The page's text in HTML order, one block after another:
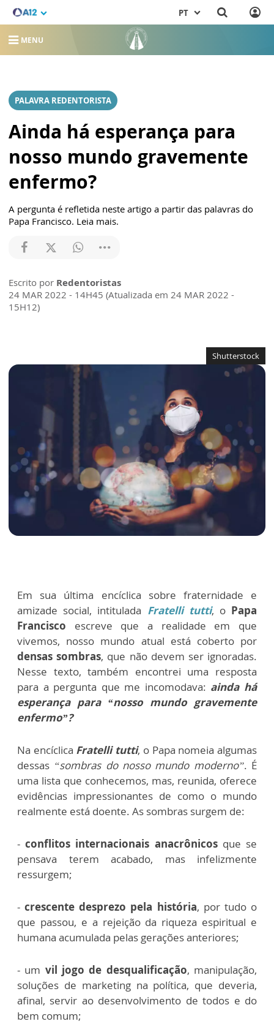
PT
MENU
PALAVRA REDENTORISTA
Ainda há esperança para
nosso mundo gravemente
enfermo?
A pergunta é refletida neste artigo a partir das palavras do
Papa Francisco. Leia mais.
Escrito por Redentoristas
24 MAR 2022 - 14H45 (Atualizada em 24 MAR 2022 -
15H12)
Shutterstock
Em sua última encíclica sobre fraternidade e
amizade social, intitulada Fratelli tutti, o Papa
Francisco escreve que a realidade em que
vivemos, nosso mundo atual está coberto por
densas sombras, que não devem ser ignoradas.
Nesse texto, também encontrei uma resposta
para a pergunta que me incomodava: ainda há
esperança para “nosso mundo gravemente
enfermo”?
Na encíclica Fratelli tutti, o Papa nomeia algumas
dessas “sombras do nosso mundo moderno”. É
uma lista que conhecemos, mas, reunida, oferece
evidências impressionantes de como o mundo
realmente está doente. As sombras surgem de:
-conflitos internacionais anacrônicosque se
pensava terem acabado, mas infelizmente
ressurgem;
-crescente desprezo pela história, por tudo o
que passou, e a rejeição da riqueza espiritual e
humana acumulada pelas gerações anteriores;
- um vil jogo de desqualificação, manipulação,
soluções de marketing na política, que deveria,
afinal, servir ao desenvolvimento de todos e do
bem comum;